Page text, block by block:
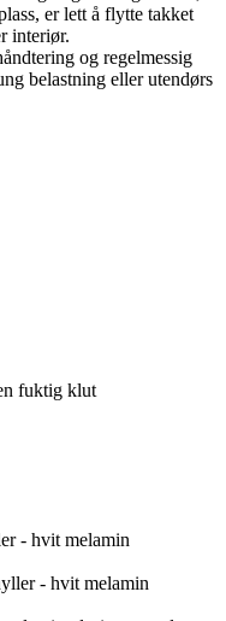
er lett å flytte takket
interiør.
og regelmessig
belastning eller utendørs
fuktig klut
- hvit melamin